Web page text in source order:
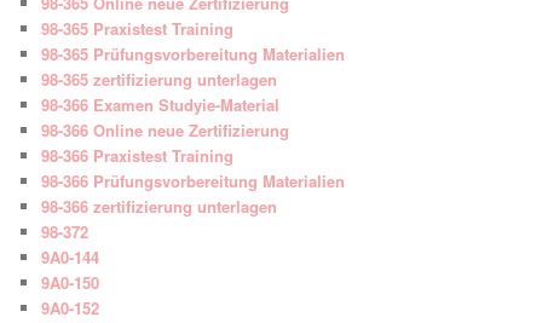
98-365 Praxistest Training
98-365 Prüfungsvorbereitung Materialien
98-365 zertifizierung unterlagen
98-366 Examen Studyie-Material
98-366 Online neue Zertifizierung
98-366 Praxistest Training
98-366 Prüfungsvorbereitung Materialien
98-366 zertifizierung unterlagen
98-372
9A0-144
9A0-150
9A0-152